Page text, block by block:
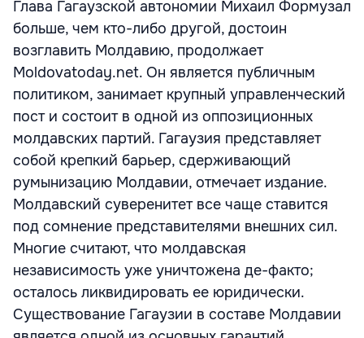
Глава Гагаузской автономии Михаил Формузал
больше, чем кто-либо другой, достоин
возглавить Молдавию, продолжает
Moldovatoday.net. Он является публичным
политиком, занимает крупный управленческий
пост и состоит в одной из оппозиционных
молдавских партий. Гагаузия представляет
собой крепкий барьер, сдерживающий
румынизацию Молдавии, отмечает издание.
Молдавский суверенитет все чаще ставится
под сомнение представителями внешних сил.
Многие считают, что молдавская
независимость уже уничтожена де-факто;
осталось ликвидировать ее юридически.
Существование Гагаузии в составе Молдавии